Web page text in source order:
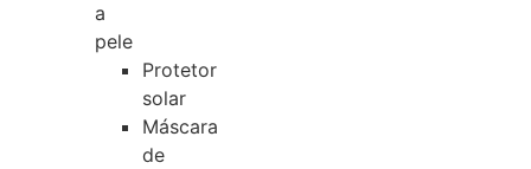
a
pele
Protetor
solar
Máscara
de